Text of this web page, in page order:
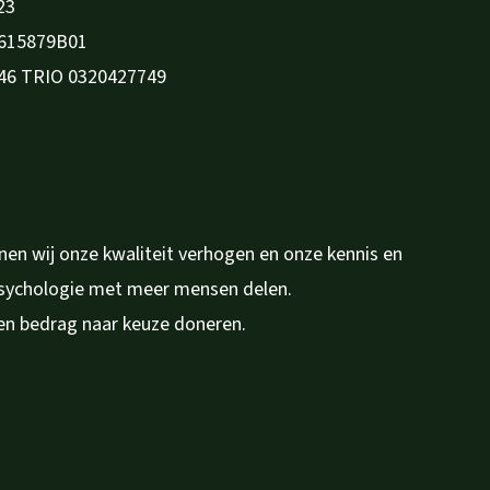
TRIO 0320427749
wij onze kwaliteit verhogen en onze kennis en
met meer mensen delen.
bedrag naar keuze doneren.